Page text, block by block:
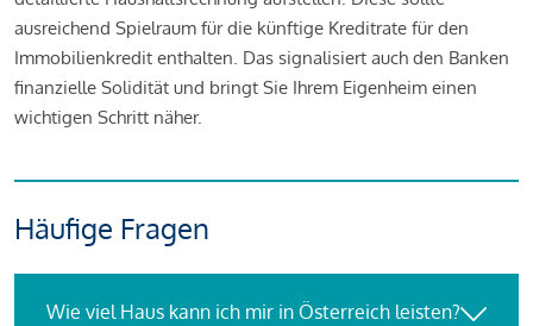
ausreichend Spielraum für die künftige Kreditrate für den
Immobilienkredit enthalten. Das signalisiert auch den Banken
finanzielle Solidität und bringt Sie Ihrem Eigenheim einen
wichtigen Schritt näher.
Häufige Fragen
Wie viel Haus kann ich mir in Österreich leisten?